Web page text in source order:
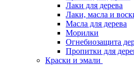
Лаки для дерева
Лаки, масла и
Масла для дерева
Морилки
Огнебиозащита
Пропитки для
Краски и эмали